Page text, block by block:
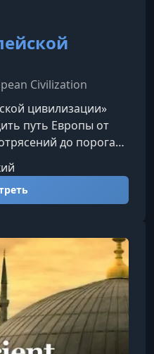
Civilization
цивилизации»
путь Европы от
до порога
погрузитесь в
и социальные
сформировали лицо
этот курсКурс
и религиозных
революциям,
и